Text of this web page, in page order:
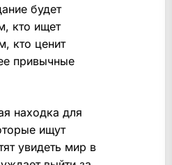
будет
кто ищет
кто ценит
привычные
находка для
ищут
увидеть мир в